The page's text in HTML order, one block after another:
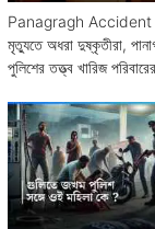
Panagragh Accident :
মৃত্যুতে অধরা দুষ্কৃতীরা,
পুলিশের তত্ত্ব খারিজ পরিবারের